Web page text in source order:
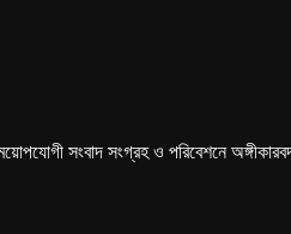
সংবাদ সংগ্রহ ও পরিবেশনে